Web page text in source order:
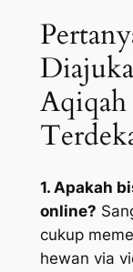
1. Apakah
online?
cukup
hewan via